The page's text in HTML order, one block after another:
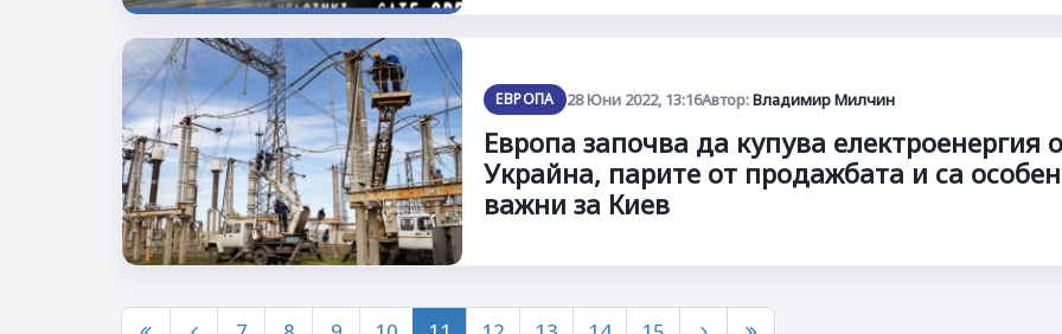
ЕВРОПА 28 Юни 2022, 13:16Автор:Владимир Милчин
Европа започва да купува електроенергия
Украйна, парите от продажбата и са
важни за Киев